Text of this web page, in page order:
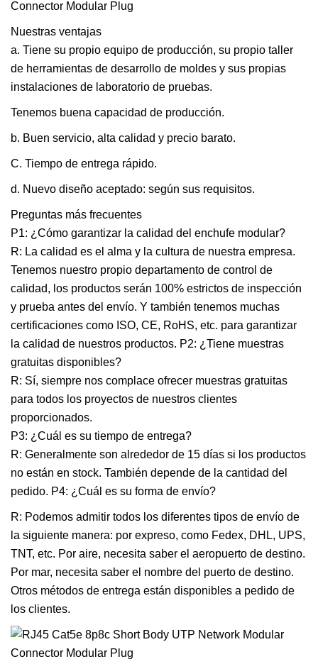
Nuestras ventajas
a. Tiene su propio equipo de producción, su propio taller
de herramientas de desarrollo de moldes y sus propias
instalaciones de laboratorio de pruebas.
Tenemos buena capacidad de producción.
b. Buen servicio, alta calidad y precio barato.
C. Tiempo de entrega rápido.
d. Nuevo diseño aceptado: según sus requisitos.
Preguntas más frecuentes
P1: ¿Cómo garantizar la calidad del enchufe modular?
R: La calidad es el alma y la cultura de nuestra empresa.
Tenemos nuestro propio departamento de control de
calidad, los productos serán 100% estrictos de inspección
y prueba antes del envío. Y también tenemos muchas
certificaciones como ISO, CE, RoHS, etc. para garantizar
la calidad de nuestros productos. P2: ¿Tiene muestras
gratuitas disponibles?
R: Sí, siempre nos complace ofrecer muestras gratuitas
para todos los proyectos de nuestros clientes
proporcionados.
P3: ¿Cuál es su tiempo de entrega?
R: Generalmente son alrededor de 15 días si los productos
no están en stock. También depende de la cantidad del
pedido. P4: ¿Cuál es su forma de envío?
R: Podemos admitir todos los diferentes tipos de envío de
la siguiente manera: por expreso, como Fedex, DHL, UPS,
TNT, etc. Por aire, necesita saber el aeropuerto de destino.
Por mar, necesita saber el nombre del puerto de destino.
Otros métodos de entrega están disponibles a pedido de
los clientes.